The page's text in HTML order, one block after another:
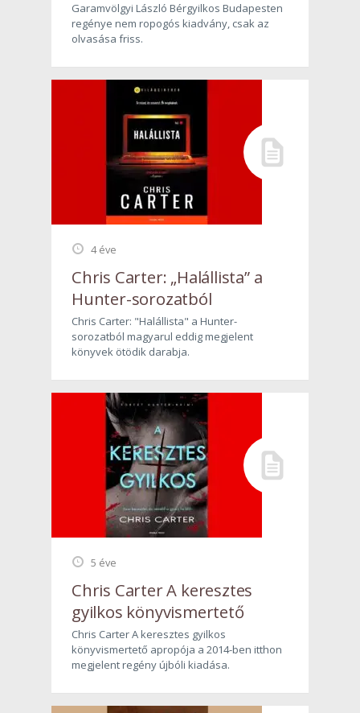
Garamvölgyi László Bérgyilkos Budapesten
regénye nem ropogós kiadvány, csak az
olvasása friss.
4 éve
Chris Carter: „Halállista” a
Hunter-sorozatból
Chris Carter: "Halállista" a Hunter-
sorozatból magyarul eddig megjelent
könyvek ötödik darabja.
5 éve
Chris Carter A keresztes
gyilkos könyvismertető
Chris Carter A keresztes gyilkos
könyvismertető apropója a 2014-ben itthon
megjelent regény újbóli kiadása.